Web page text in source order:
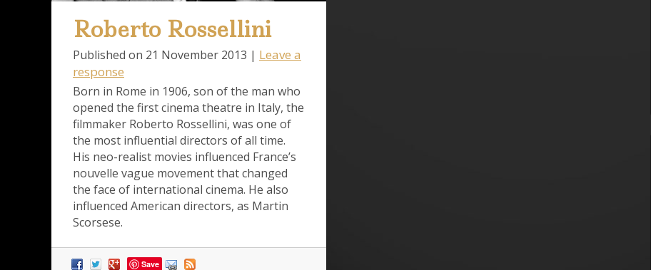
Roberto Rossellini
Published on 21 November 2013 | Leave a
response
Born in Rome in 1906, son of the man who
opened the first cinema theatre in Italy, the
filmmaker Roberto Rossellini, was one of
the most influential directors of all time.
His neo-realist movies influenced France’s
nouvelle vague movement that changed
the face of international cinema. He also
influenced American directors, as Martin
Scorsese.
Save